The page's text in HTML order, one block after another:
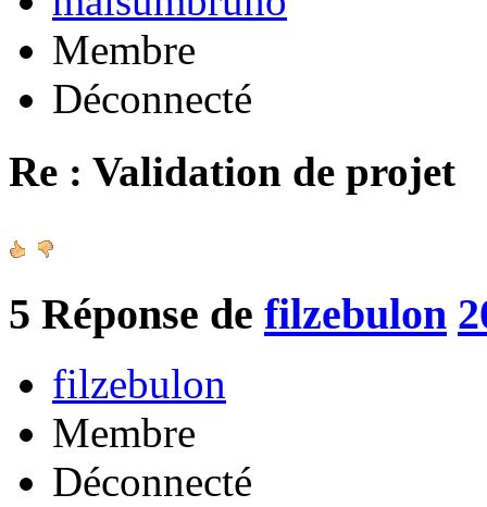
Membre
Déconnecté
Re : Validation de projet
5 Réponse de filzebulon
filzebulon
Membre
Déconnecté